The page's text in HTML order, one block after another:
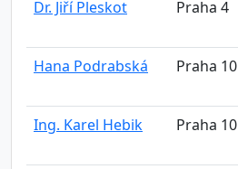
Dr. Jiří Pleskot
Praha 4
Hana Podrabská
Praha 10
Ing. Karel Hebik
Praha 10